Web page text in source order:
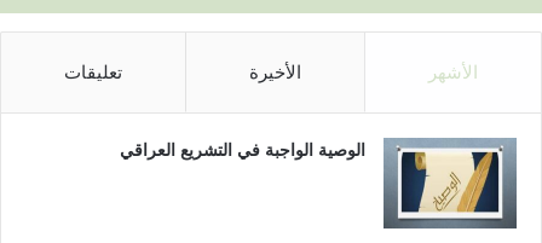
الأشهر الأخيرة تعليقات
الوصية الواجبة في التشريع العراقي